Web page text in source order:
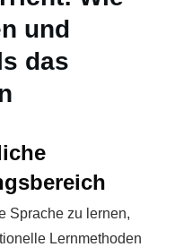
und
das
Sprache zu lernen,
Lernmethoden